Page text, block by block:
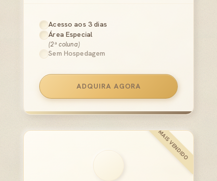
Acesso aos 3 dias
Área Especial
(2ª coluna)
Sem Hospedagem
ADQUIRA AGORA